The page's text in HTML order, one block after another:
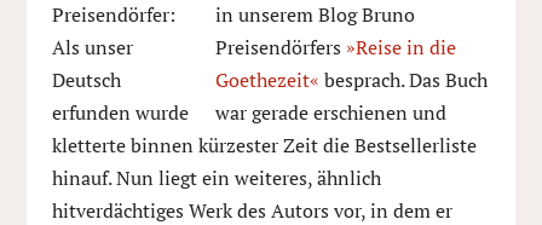
in unserem Blog Bruno
Preisendörfers »Reise in die
Goethezeit« besprach. Das Buch
war gerade erschienen und
kletterte binnen kürzester Zeit die Bestsellerliste
hinauf. Nun liegt ein weiteres, ähnlich
hitverdächtiges Werk des Autors vor, in dem er